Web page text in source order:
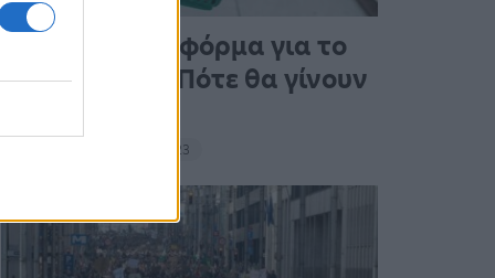
Άνοιξε η πλατφόρμα για το
Market Pass – Πότε θα γίνουν
15:13 - 15 Σεπτεμβρίου 2023